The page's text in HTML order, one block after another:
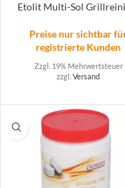
Etolit Multi-Sol
Preise nur sichtbar
registrierte Kunden
Zzgl. 19% Mehrwertsteuer
zzgl.Versand